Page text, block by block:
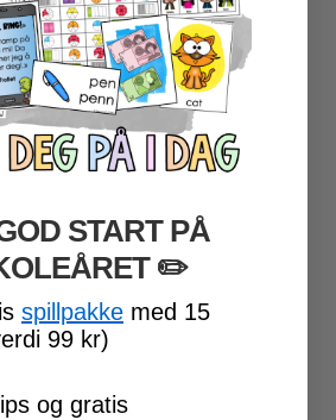
START PÅ
​ ✏️
spillpakke med 15
99 kr)
og gratis